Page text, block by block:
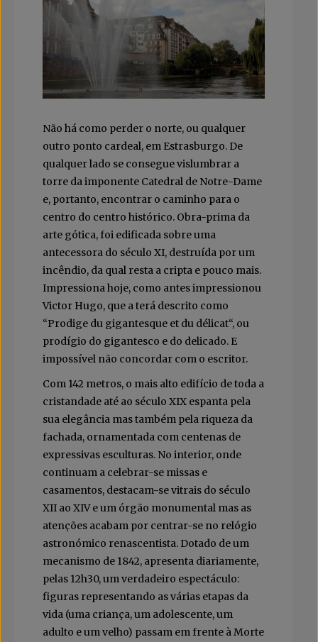
Não há como perder o norte, ou qualquer
outro ponto cardeal, em Estrasburgo. De
qualquer lado se consegue vislumbrar a
torre da imponente Catedral de Notre-Dame
e, portanto, encontrar o caminho para o
centro do centro histórico. Obra-prima da
arte gótica, foi edificada sobre uma
antecessora do século XI, destruída por um
incêndio, da qual resta a cripta e pouco mais.
Impressiona hoje, como antes impressionou
Victor Hugo, que a terá descrito como
“Prodige du gigantesque et du délicat“, ou
prodígio do gigantesco e do delicado. E
impossível não concordar com o escritor.
Com 142 metros, o mais alto edifício de toda a
cristandade até ao século XIX espanta pela
sua elegância mas também pela riqueza da
fachada, ornamentada com centenas de
expressivas esculturas. No interior, onde
continuam a celebrar-se missas e
casamentos, destacam-se vitrais do século
XII ao XIV e um órgão monumental mas as
atenções acabam por centrar-se no relógio
astronómico renascentista. Dotado de um
mecanismo de 1842, apresenta diariamente,
pelas 12h30, um verdadeiro espectáculo:
figuras representando as várias etapas da
vida (uma criança, um adolescente, um
adulto e um velho) passam em frente à Morte